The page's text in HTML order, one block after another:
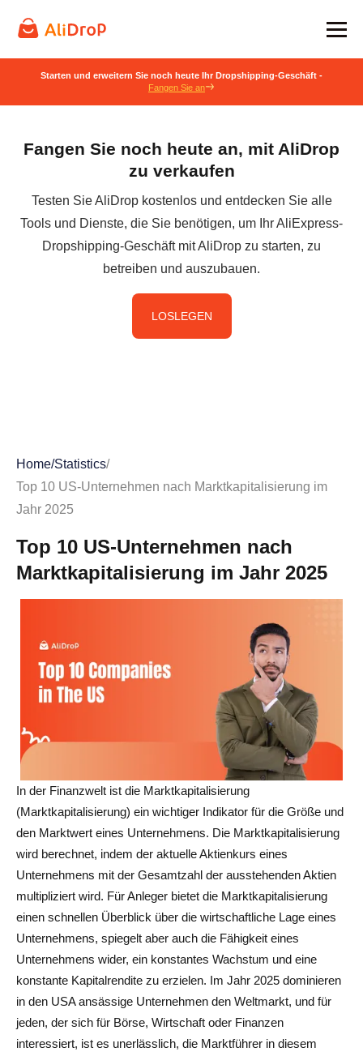
Starten und erweitern Sie noch heute Ihr Dropshipping-Geschäft -
Fangen Sie an
Fangen Sie noch heute an, mit AliDrop
zu verkaufen
Testen Sie AliDrop kostenlos und entdecken Sie alle
Tools und Dienste, die Sie benötigen, um Ihr AliExpress-
Dropshipping-Geschäft mit AliDrop zu starten, zu
betreiben und auszubauen.
LOSLEGEN
Home/Statistics/
Top 10 US-Unternehmen nach Marktkapitalisierung im
Jahr 2025
Top 10 US-Unternehmen nach
Marktkapitalisierung im Jahr 2025
In der Finanzwelt ist die Marktkapitalisierung
(Marktkapitalisierung) ein wichtiger Indikator für die Größe und
den Marktwert eines Unternehmens. Die Marktkapitalisierung
wird berechnet, indem der aktuelle Aktienkurs eines
Unternehmens mit der Gesamtzahl der ausstehenden Aktien
multipliziert wird. Für Anleger bietet die Marktkapitalisierung
einen schnellen Überblick über die wirtschaftliche Lage eines
Unternehmens, spiegelt aber auch die Fähigkeit eines
Unternehmens wider, ein konstantes Wachstum und eine
konstante Kapitalrendite zu erzielen. Im Jahr 2025 dominieren
in den USA ansässige Unternehmen den Weltmarkt, und für
jeden, der sich für Börse, Wirtschaft oder Finanzen
interessiert, ist es unerlässlich, die Marktführer in diesem